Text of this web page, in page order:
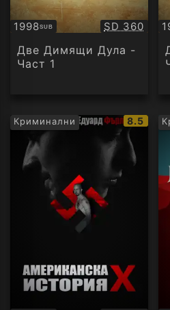
1998SUB
Субтитри Качество:
SD 360
Две Димящи Дула -
Част 1
Криминални
IMDb
8.5